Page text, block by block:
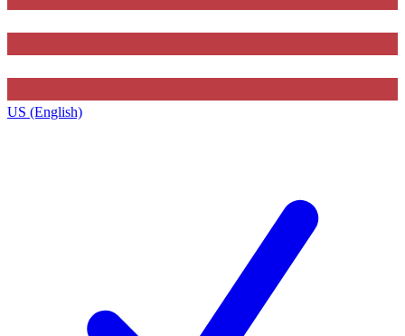
US (English)